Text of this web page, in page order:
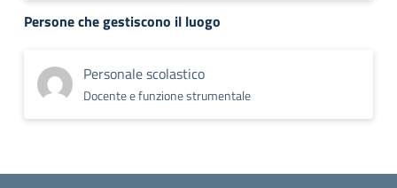
Persone che gestiscono il luogo
Personale scolastico
Docente e funzione strumentale